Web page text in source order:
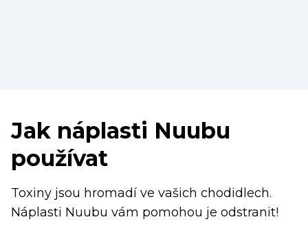
Jak náplasti Nuubu
používat
Toxiny jsou hromadí ve vašich chodidlech.
Náplasti Nuubu vám pomohou je odstranit!